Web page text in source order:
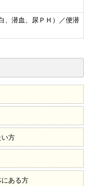
、潜血、尿ＰＨ）／便潜
い方
ある方